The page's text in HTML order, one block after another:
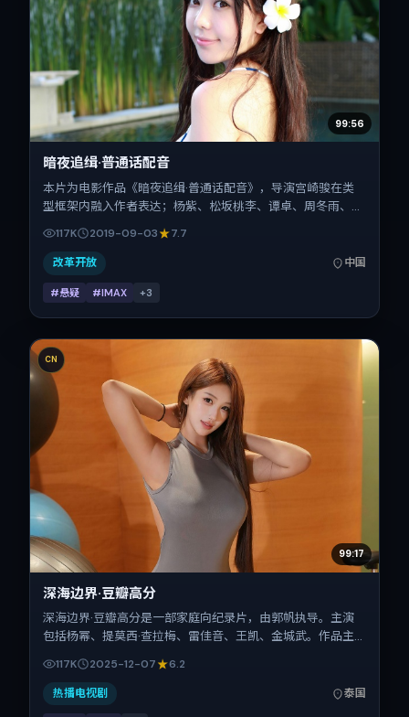
99:56
暗夜追缉·普通话配音
本片为电影作品《暗夜追缉·普通话配音》，导演宫崎骏在类
型框架内融入作者表达；杨紫、松坂桃李、谭卓、周冬雨、汤
姆·哈迪在片中承担多重关系线。故事类型为悬疑，主拍摄地
与出品背景为中国大陆。上映时间 2019年9月3日（公映登记
日 2019-09-03），全片123分钟，节奏张弛有度。
117K 2019-09-03 7.7
改革开放 中国
#悬疑 #IMAX +3
CN
99:17
深海边界·豆瓣高分
深海边界·豆瓣高分是一部家庭向纪录片，由郭帆执导。主演
包括杨幂、提莫西·查拉梅、雷佳音、王凯、金城武。作品主
日期 2025-12-07，正片时长140分钟。
117K 2025-12-07 6.2
热播电视剧 泰国